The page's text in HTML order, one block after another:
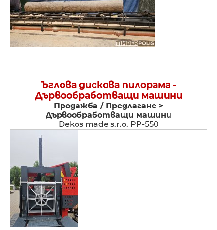
Ъглова дискова пилорама -
Дървообработващи машини
Продажба / Предлагане >
Дървообработващи машини
Dekos made s.r.o. PP-550